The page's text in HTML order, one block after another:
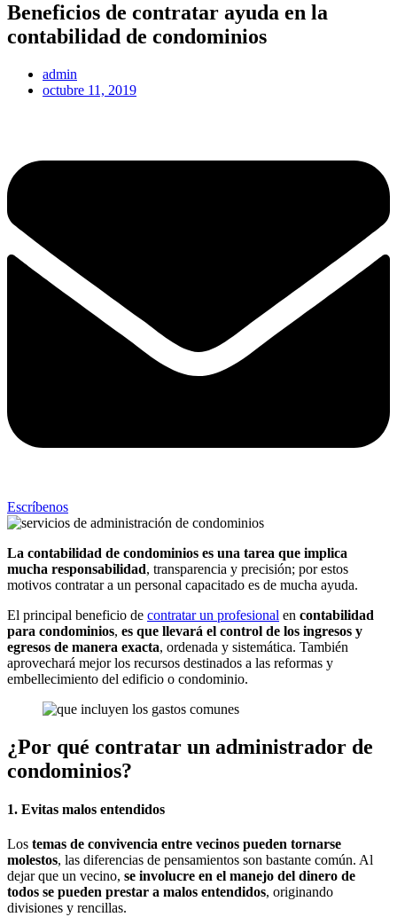
Beneficios de contratar ayuda en la
contabilidad de condominios
admin
octubre 11, 2019
Escríbenos
La contabilidad de condominios es una tarea que implica
mucha responsabilidad, transparencia y precisión; por estos
motivos contratar a un personal capacitado es de mucha ayuda.
El principal beneficio de contratar un profesional en contabilidad
para condominios, es que llevará el control de los ingresos y
egresos de manera exacta, ordenada y sistemática. También
aprovechará mejor los recursos destinados a las reformas y
embellecimiento del edificio o condominio.
¿Por qué contratar un administrador de
condominios?
1. Evitas malos entendidos
Los temas de convivencia entre vecinos pueden tornarse
molestos, las diferencias de pensamientos son bastante común. Al
dejar que un vecino, se involucre en el manejo del dinero de
todos se pueden prestar a malos entendidos, originando
divisiones y rencillas.